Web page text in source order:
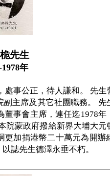
先生
1978年
事公正，待人謙和。 先生
主席及其它社團職務。 先
事會主席，連任迄1978年
院蒙政府撥給新界大埔大
加捐港幣二十萬元為開辦
誌先生德澤永垂不朽。